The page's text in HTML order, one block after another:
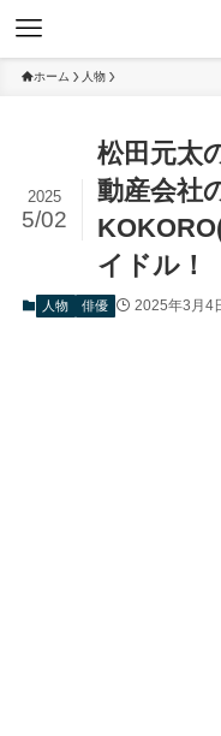
ホーム 人物
松田元太
動産会社
イドル！
2025
5/02
人物 俳優 2025年3月4